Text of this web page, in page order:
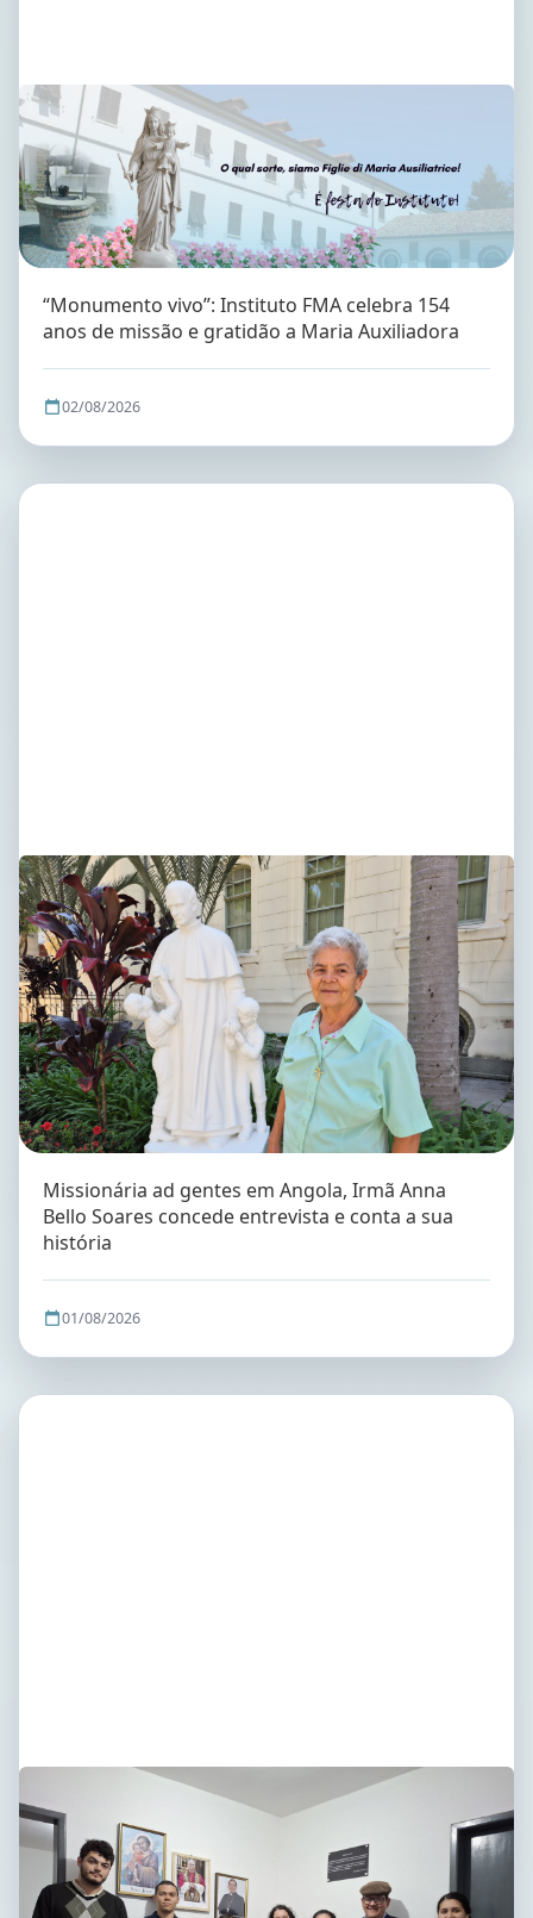
“Monumento vivo”: Instituto FMA celebra 154
anos de missão e gratidão a Maria Auxiliadora
02/08/2026
Missionária ad gentes em Angola, Irmã Anna
Bello Soares concede entrevista e conta a sua
história
01/08/2026